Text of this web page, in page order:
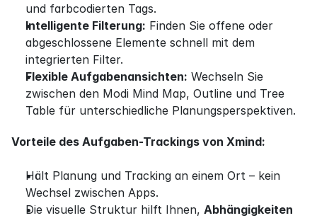
und farbcodierten Tags.
Intelligente Filterung: Finden Sie offene oder
abgeschlossene Elemente schnell mit dem
integrierten Filter.
Flexible Aufgabenansichten: Wechseln Sie
zwischen den Modi Mind Map, Outline und Tree
Table für unterschiedliche Planungsperspektiven.
Vorteile des Aufgaben-Trackings von Xmind:
Hält Planung und Tracking an einem Ort – kein
Wechsel zwischen Apps.
Die visuelle Struktur hilft Ihnen, Abhängigkeiten